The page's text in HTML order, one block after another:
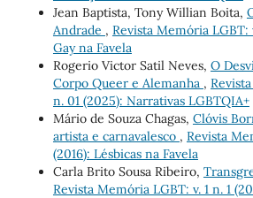
Jean Baptista, Tony Willian Boita,
Andrade , Revista Memória LGBT:
Gay na Favela
Rogerio Victor Satil Neves, O
Corpo Queer e Alemanha ,
n. 01 (2025): Narrativas LGBTQIA+
Mário de Souza Chagas, Clóvis
artista e carnavalesco , Revista
(2016): Lésbicas na Favela
Carla Brito Sousa Ribeiro,
Revista Memória LGBT: v. 1 n. 1